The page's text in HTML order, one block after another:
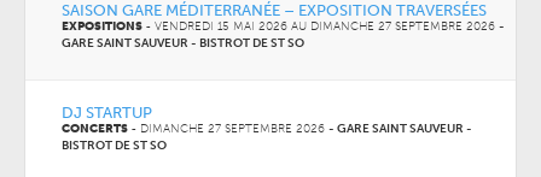
SAISON GARE MÉDITERRANÉE – EXPOSITION TRAVERSÉES
EXPOSITIONS - VENDREDI 15 MAI 2026 AU DIMANCHE 27 SEPTEMBRE 2026 -
GARE SAINT SAUVEUR - BISTROT DE ST SO
DJ STARTUP
CONCERTS - DIMANCHE 27 SEPTEMBRE 2026 - GARE SAINT SAUVEUR -
BISTROT DE ST SO